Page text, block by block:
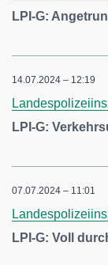
LPI-G:
14.07.2024 – 12:19
LPI-G:
07.07.2024 – 11:01
LPI-G: Voll